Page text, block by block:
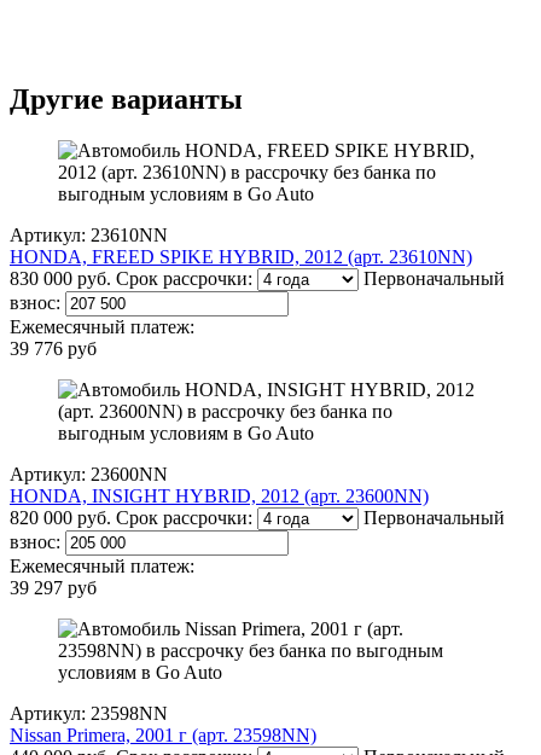
Другие варианты
Артикул: 23610NN
HONDA, FREED SPIKE HYBRID, 2012 (арт. 23610NN)
830 000 руб. Срок рассрочки:
Первоначальный
взнос:
Ежемесячный платеж:
39 776 руб
Артикул: 23600NN
HONDA, INSIGHT HYBRID, 2012 (арт. 23600NN)
820 000 руб. Срок рассрочки:
Первоначальный
взнос:
Ежемесячный платеж:
39 297 руб
Артикул: 23598NN
Nissan Primera, 2001 г (арт. 23598NN)